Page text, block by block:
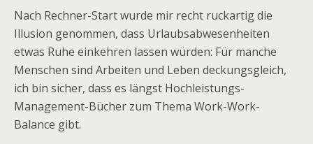
Nach Rechner-Start wurde mir recht ruckartig die
Illusion genommen, dass Urlaubsabwesenheiten
etwas Ruhe einkehren lassen würden: Für manche
Menschen sind Arbeiten und Leben deckungsgleich,
ich bin sicher, dass es längst Hochleistungs-
Management-Bücher zum Thema Work-Work-
Balance gibt.